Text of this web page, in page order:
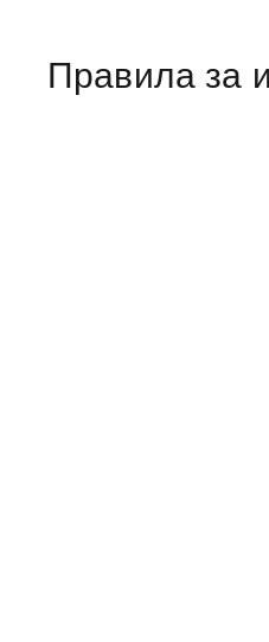
е
Правила за